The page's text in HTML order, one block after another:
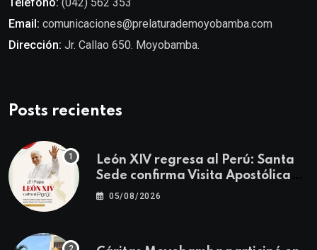
Email: comunicaciones@prelaturademoyobamba.com
Dirección: Jr. Callao 650. Moyobamba.
Posts recientes
León XIV regresa al Perú: Santa
Sede confirma Visita Apostólica
del 11 al 17 de noviembre
05/08/2026